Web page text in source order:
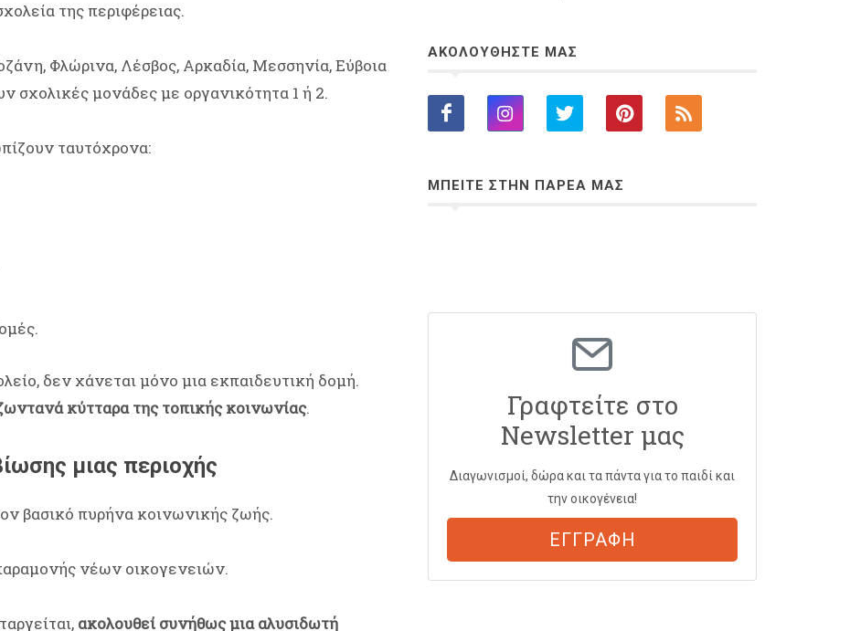
της περιφέρειας.
Φλώρινα, Λέσβος, Αρκαδία, Μεσσηνία, Εύβοια
σχολικές μονάδες με οργανικότητα 1 ή 2.
ταυτόχρονα:
δεν χάνεται μόνο μια εκπαιδευτική δομή.
κύτταρα της τοπικής κοινωνίας.
μιας περιοχής
βασικό πυρήνα κοινωνικής ζωής.
νέων οικογενειών.
ακολουθεί συνήθως μια αλυσιδωτή
ΑΚΟΛΟΥΘΗΣΤΕ ΜΑΣ
ΜΠΕΙΤΕ ΣΤΗΝ ΠΑΡΕΑ ΜΑΣ
Γραφτείτε στο
Newsletter μας
Διαγωνισμοί, δώρα και τα πάντα για το παιδί και
την οικογένεια!
ΕΓΓΡΑΦΗ